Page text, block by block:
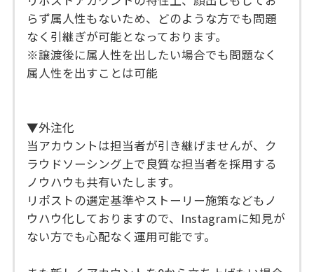
らず属人性もないため、どのような方でも問題
なく引継ぎが可能となっております。
※譲渡後に属人性を出したい場合でも問題なく
属人性を出すことは可能
▼外注化
当アカウントは担当者が引き継げませんが、ク
ラウドソーシング上で良質な担当者を採用する
ノウハウも共有いたします。
リポストの選定基準やストーリー施策などもノ
ウハウ化しておりますので、Instagramに知見が
ない方でも心配なく運用可能です。